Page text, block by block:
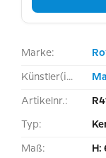
Marke:
Künstler(in):
Artikelnr.:
Typ:
Maß: H: